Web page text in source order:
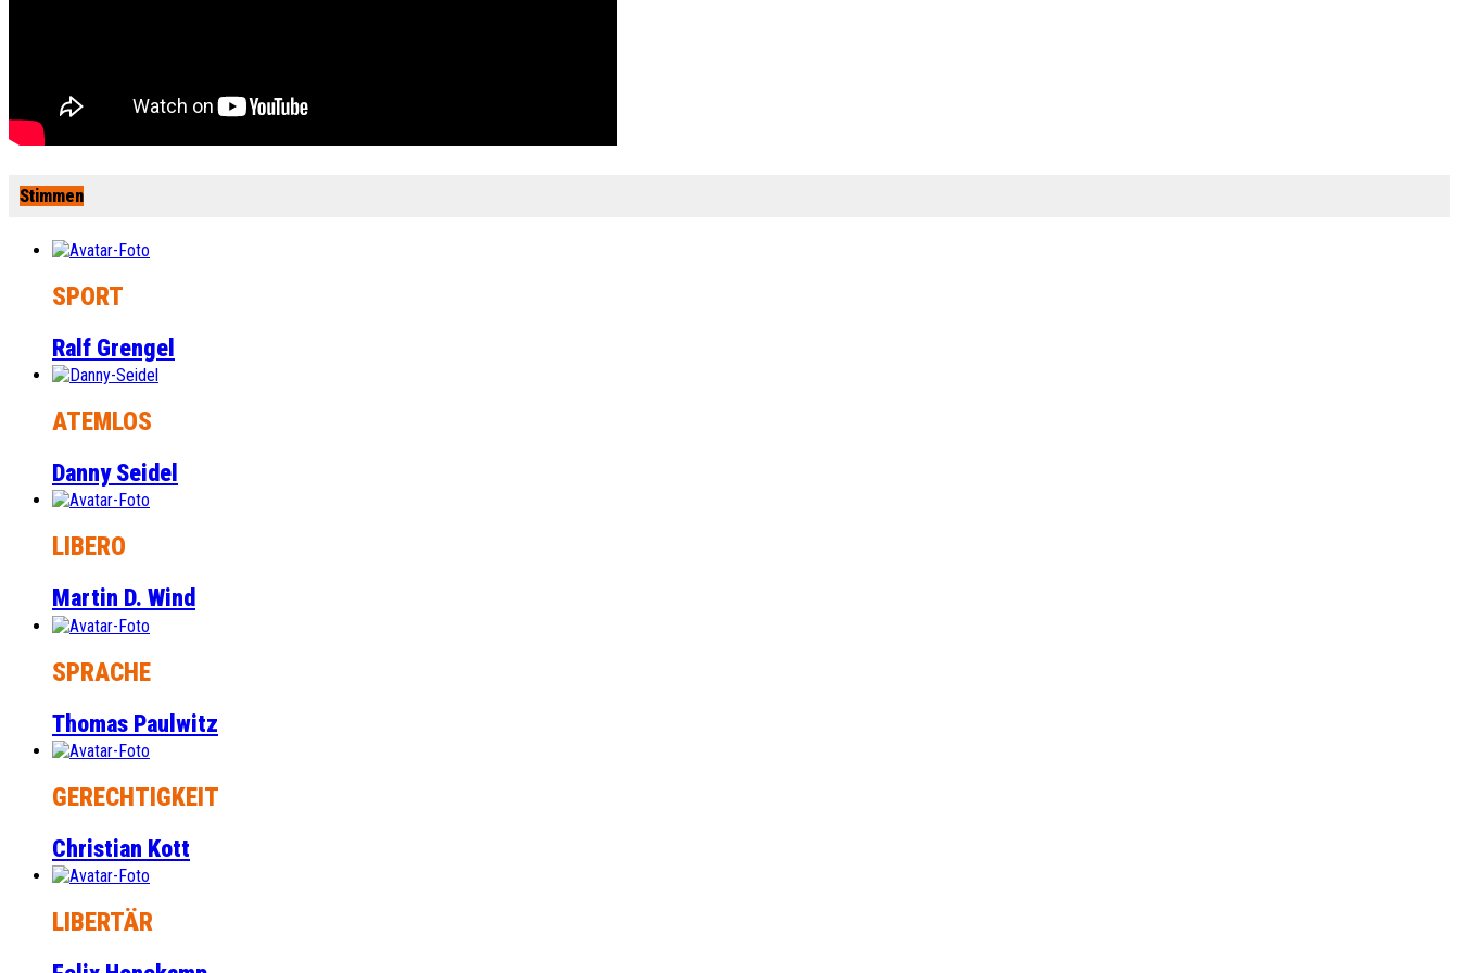
Stimmen
SPORT
Ralf Grengel
ATEMLOS
Danny Seidel
LIBERO
Martin D. Wind
SPRACHE
Thomas Paulwitz
GERECHTIGKEIT
Christian Kott
LIBERTÄR